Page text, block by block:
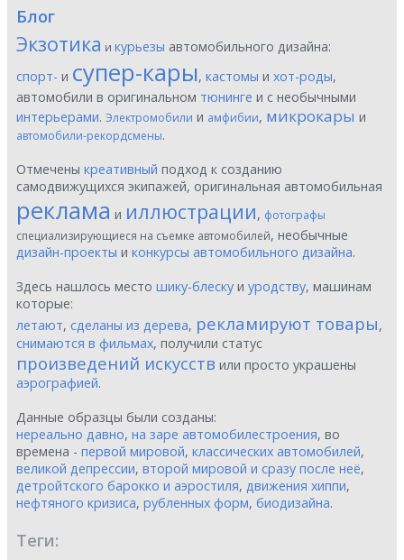
Блог
Экзотика и курьезы автомобильного дизайна:
спорт- и супер-кары, кастомы и хот-роды,
автомобили в оригинальном тюнинге и с необычными
интерьерами. Электромобили и амфибии, микрокары и
автомобили-рекордсмены.
Отмечены креативный подход к созданию
самодвижущихся экипажей, оригинальная автомобильная
реклама и иллюстрации, фотографы
специализирующиеся на съемке автомобилей, необычные
дизайн-проекты и конкурсы автомобильного дизайна.
Здесь нашлось место шику-блеску и уродству, машинам
которые:
летают, сделаны из дерева, рекламируют товары,
снимаются в фильмах, получили статус
произведений искусств или просто украшены
аэрографией.
Данные образцы были созданы:
нереально давно, на заре автомобилестроения, во
времена - первой мировой, классических автомобилей,
великой депрессии, второй мировой и сразу после неё,
детройтского барокко и аэростиля, движения хиппи,
нефтяного кризиса, рубленных форм, биодизайна.
Теги: